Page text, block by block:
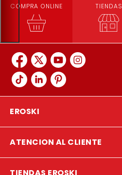
COMPRA ONLINE TIENDAS
EROSKI
ATENCION AL CLIENTE